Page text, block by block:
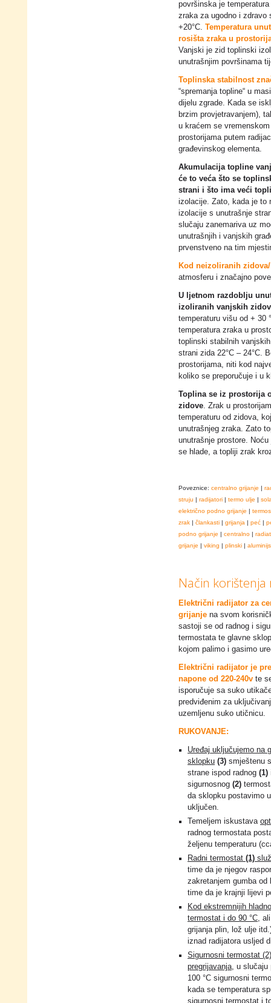
površinska je
zraka za ugodno i zdravo
+20°C. Temperatura
rosišta zraka u
Vanjski je zid toplinski
unutrašnjim površinama
Toplinska stabilnost
“spremanja topline“ u
dijelu zgrade. Kada se
brzim provjetravanjem),
u kraćem se
prostorijama putem
građevinskog elementa.
Akumulacija topline
će to veća što se
strani i što ima veći
izolacije. Zato, kada je to
izolacije s unutrašnje
slučaju zanemariva uz
unutrašnjih i vanjskih
prvenstveno na tim
Kod neizoliranih
atmosferu i značajno
U ljetnom razdoblju
izoliranih vanjskih
temperaturu višu od + 30
temperatura zraka u
toplinski stabilnih
strani zida 22°C – 24°C.
prostorijama, niti kod
koliko se preporučuje i u
Toplina se iz prostorija
zidove. Zrak u
temperaturu od zidova,
unutrašnjeg zraka. Zato
unutrašnje prostore.
se hlade, a topliji zrak
Poveznice: centralno grijanje |
struju | radijatori | termo ulje |
električno podno grijanje |
zrak | člankasti | grijanja | peć |
podno grijanje | centralno |
grijanje | viking | plinski |
Način
Električni radijator za
grijanje na svom
sastoji se od radnog i
termostata te glavne
kojom palimo i gasimo
Električni radijator je
napone od 220-240v te
isporučuje sa suko
predviđenim za
uzemljenu suko utičnicu.
RUKOVANJE:
Uređaj uključujemo na
sklopku (3) smještenu
strane ispod radnog (1)
sigurnosnog (2)
da sklopku postavimo
uključen.
Temeljem iskustava
radnog termostata
željenu temperaturu
Radni termostat (1)
time da je njegov
zakretanjem gumba
time da je krajnji lijevi
Kod ekstremnijih
termostat i do 90 °C,
grijanja plin, lož ulje
iznad radijatora usljed
Sigurnosni termostat
pregrijavanja, u slučaju
100 °C sigurnosni
kada se temperatura
sigurnosni termostat i